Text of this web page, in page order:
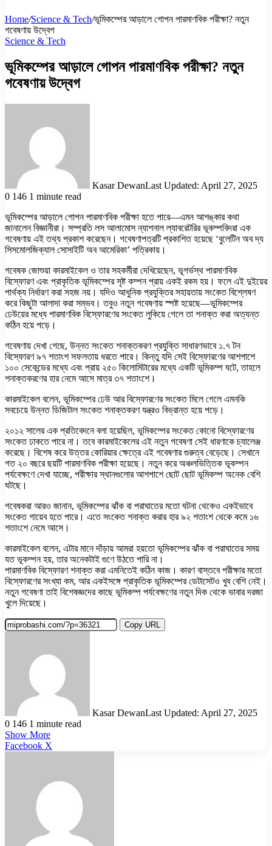
Home/Science & Tech/ভূমিকম্পের আড়ালে গোপন পারমাণবিক পরীক্ষা? নতুন
গবেষণায় উদ্বেগ
Science & Tech
ভূমিকম্পের আড়ালে গোপন পারমাণবিক পরীক্ষা? নতুন
গবেষণায় উদ্বেগ
Kasar DewanLast Updated: April 27, 2025
0 146 1 minute read
ভূমিকম্পের আড়ালে গোপন পারমাণবিক পরীক্ষা হতে পারে—এমন আশঙ্কার কথা
জানালেন বিজ্ঞানীরা। সম্প্রতি লস আলামোস ন্যাশনাল ল্যাবরেটরির ভূকম্পবিদরা এক
গবেষণায় এই তথ্য প্রকাশ করেছেন। গবেষণাপত্রটি প্রকাশিত হয়েছে ‘বুলেটিন অব দ্য
সিসমোলজিক্যাল সোসাইটি অব আমেরিকা’ পত্রিকায়।
গবেষক জোশুয়া কারমাইকেল ও তার সহকর্মীরা দেখিয়েছেন, ভূগর্ভস্থ পারমাণবিক
বিস্ফোরণ এবং প্রাকৃতিক ভূমিকম্পের সৃষ্ট কম্পন প্রায় একই রকম হয়। ফলে এই দুইয়ের
পার্থক্য নির্ধারণ করা সহজ নয়। যদিও আধুনিক প্রযুক্তির সহায়তায় সংকেত বিশ্লেষণ
করে কিছুটা আলাদা করা সম্ভব। তবুও নতুন গবেষণায় স্পষ্ট হয়েছে—ভূমিকম্পের
ঢেউয়ের মধ্যে পারমাণবিক বিস্ফোরণের সংকেত লুকিয়ে গেলে তা শনাক্ত করা অত্যন্ত
কঠিন হয়ে পড়ে।
গবেষণায় দেখা গেছে, উন্নত সংকেত শনাক্তকরণ প্রযুক্তি সাধারণভাবে ১.৭ টন
বিস্ফোরণ ৯৭ শতাংশ সফলতায় ধরতে পারে। কিন্তু যদি সেই বিস্ফোরণের আশপাশে
১০০ সেকেন্ডের মধ্যে এবং প্রায় ২৫০ কিলোমিটারের মধ্যে একটি ভূমিকম্প ঘটে, তাহলে
শনাক্তকরণের হার নেমে আসে মাত্র ৩৭ শতাংশে।
কারমাইকেল বলেন, ভূমিকম্পের ঢেউ আর বিস্ফোরণের সংকেত মিলে গেলে এমনকি
সবচেয়ে উন্নত ডিজিটাল সংকেত শনাক্তকরণ যন্ত্রও বিভ্রান্ত হয়ে পড়ে।
২০১২ সালের এক প্রতিবেদনে বলা হয়েছিল, ভূমিকম্পের সংকেত কোনো বিস্ফোরণের
সংকেত ঢাকতে পারে না। তবে কারমাইকেলের এই নতুন গবেষণা সেই ধারণাকে চ্যালেঞ্জ
করেছে। বিশেষ করে উত্তর কোরিয়ার ক্ষেত্রে এই গবেষণার গুরুত্ব বেড়েছে। সেখানে
গত ২০ বছরে ছয়টি পারমাণবিক পরীক্ষা হয়েছে। নতুন করে অঞ্চলভিত্তিক ভূকম্পন
পর্যবেক্ষণে দেখা যাচ্ছে, পরীক্ষার স্থানগুলোর আশপাশে ছোট ছোট ভূমিকম্প অনেক বেশি
ঘটছে।
গবেষকরা আরও জানান, ভূমিকম্পের ঝাঁক বা পরাঘাতের মতো ঘটনা থেকেও একইভাবে
সংকেত গায়েব হতে পারে। এতে সংকেত শনাক্ত করার হার ৯২ শতাংশ থেকে কমে ১৬
শতাংশে নেমে আসে।
কারমাইকেল বলেন, এটার মানে দাঁড়ায় আমরা হয়তো ভূমিকম্পের ঝাঁক বা পরাঘাতের সময়
যত ভূকম্পন হয়, তার অনেকটাই গুণে উঠতে পারি না।
পারমাণবিক বিস্ফোরণ শনাক্ত করা এমনিতেই কঠিন কাজ। কারণ বাস্তবে পরীক্ষার মতো
বিস্ফোরণের সংখ্যা কম, আর একইসঙ্গে প্রাকৃতিক ভূমিকম্পের ডেটাসেটও খুব বেশি নেই।
নতুন গবেষণা তাই বিশেষজ্ঞদের কাছে ভূমিকম্প পর্যবেক্ষণের নতুন দিক থেকে ভাবার দরজা
খুলে দিয়েছে।
Copy URL
Kasar DewanLast Updated: April 27, 2025
0 146 1 minute read
Show More
Facebook X